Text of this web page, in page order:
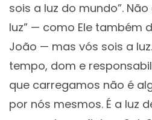
sois a luz do mundo”.
luz” — como Ele também
João — mas vós sois a
tempo, dom e
que carregamos não é
por nós mesmos. É a luz